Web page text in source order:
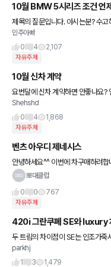
10월 BMW 5시리즈 조건 언
제목의 질문입니다. 아시는분? 수고
민주아빠
0
4 2,107
자유주제
10월 신차 계약
Shehshd
0
4 1,868
자유주제
벤츠 아우디 제네시스
안녕하세요^^ 이번에 차구매하려
는데요 나이도아직 24이구 운전도
뽀대클럽
0
0 767
자유주제
420i 그란쿠페 SE와 luxury
두 트림의 차이점이 SE는 인조가죽
xury는 천연가죽, 뒷자리열선, 가죽
만원이나 차이가 나네요
parkhj
1
3 1,479